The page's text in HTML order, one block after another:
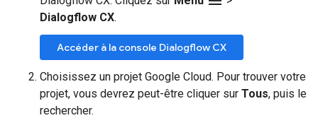
Dialogflow CX.
Accéder à la console Dialogflow CX
Choisissez un projet Google Cloud. Pour trouver votre
projet, vous devrez peut-être cliquer sur Tous, puis le
rechercher.